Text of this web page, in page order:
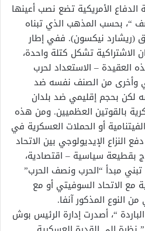
الأمريكية تضع نصب أعينها
“، بحسب المذهب الذي تبناه
(ريشارد نيكسون). ففي إطار
الاشتراكية تشكل كتلة واحدة،
– الاستعداد لحرب
وأخرى من الصنف نفسه ضد
لكن بحجم إقليمي ضد بلدان
بالقوتين العظميين. ومن هذه
أو الحملات العسكرية في
النزاع الإيديولوجي بين الاتحاد
بقطيعة سياسية – اقتصادية،
مبدأ “الحرب ونصف الحرب”
الاتحاد السوفيتي أو مع
النوع المذكور آنفا.
“، أصدرت إدارة الرئيس بوش